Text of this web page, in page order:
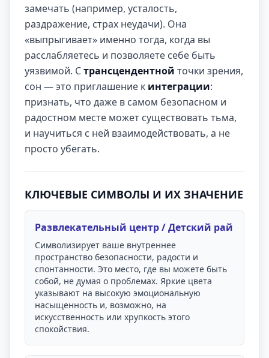
замечать (например, усталость,
раздражение, страх неудачи). Она
«выпрыгивает» именно тогда, когда вы
расслабляетесь и позволяете себе быть
уязвимой. Странсцендентной точки зрения,
сон — это приглашение к интеграции:
признать, что даже в самом безопасном и
радостном месте может существовать тьма,
и научиться с ней взаимодействовать, а не
просто убегать.
КЛЮЧЕВЫЕ СИМВОЛЫ И ИХ ЗНАЧЕНИЕ
Развлекательный центр / Детский рай
Символизирует ваше внутреннее
пространство безопасности, радости и
спонтанности. Это место, где вы можете быть
собой, не думая о проблемах. Яркие цвета
указывают на высокую эмоциональную
насыщенность и, возможно, на
искусственность или хрупкость этого
спокойствия.